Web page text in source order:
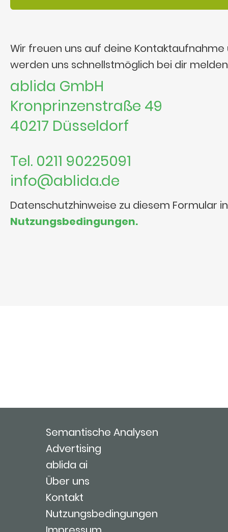
Wir freuen uns auf deine Kontaktaufnahme
werden uns schnellstmöglich bei dir
ablida GmbH
Kronprinzenstraße 49
40217 Düsseldorf
Tel. 0211 90225091
info@ablida.de
Datenschutzhinweise zu diesem Formular
Nutzungsbedingungen.
Semantische Analysen
Advertising
ablida ai
Über uns
Kontakt
Nutzungsbedingungen